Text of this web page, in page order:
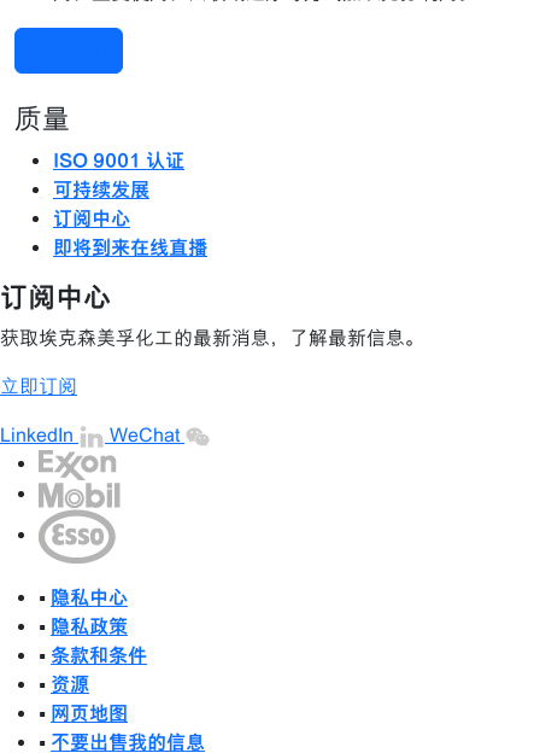
质量
ISO 9001 认证
可持续发展
订阅中心
即将到来在线直播
订阅中心
获取埃克森美孚化工的最新消息，了解最新信息。
立即订阅
LinkedIn WeChat
• 隐私中心
• 隐私政策
• 条款和条件
• 资源
• 网页地图
• 不要出售我的信息